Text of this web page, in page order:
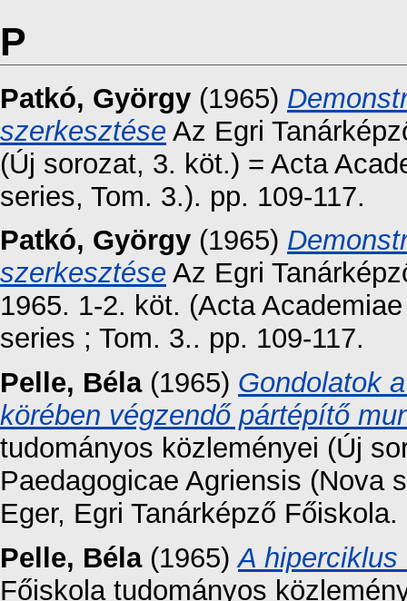
P
Patkó, György (1965)
szerkesztése Az Egri
(Új sorozat, 3. köt.) = Acta
series, Tom. 3.). pp. 109-117.
Patkó, György (1965)
szerkesztése Az Egri
1965. 1-2. köt. (Acta
series ; Tom. 3.. pp. 109-117.
Pelle, Béla(1965) Gondolatok
körében végzendő pártépítő
tudományos közleményei (Új
Paedagogicae Agriensis (Nova
Eger, Egri Tanárképző
Pelle, Béla(1965)A
Főiskola tudományos